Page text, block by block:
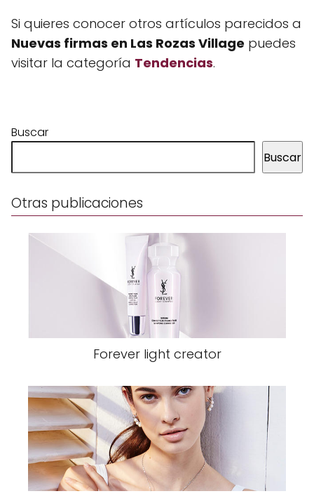
Si quieres conocer otros artículos parecidos a
Nuevas firmas en Las Rozas Village puedes
visitar la categoría Tendencias.
Buscar
Buscar
Otras publicaciones
Forever light creator